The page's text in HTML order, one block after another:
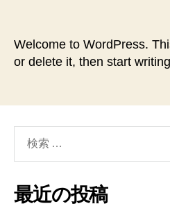
Welcome to WordPress.
or delete it, then start
象:
最近の投稿